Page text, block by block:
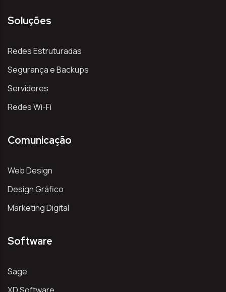
Soluções
Redes Estruturadas
Segurança e Backups
Servidores
Redes Wi-Fi
Comunicação
Web Design
Design Gráfico
Marketing Digital
Software
Sage